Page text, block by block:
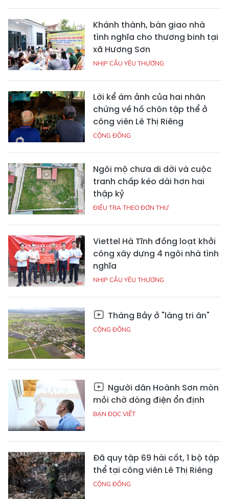
Khánh thành, bàn giao nhà
tình nghĩa cho thương binh tại
xã Hương Sơn
NHỊP CẦU YÊU THƯƠNG
Lời kể ám ảnh của hai nhân
chứng về hố chôn tập thể ở
công viên Lê Thị Riêng
CỘNG ĐỒNG
Ngôi mộ chưa di dời và cuộc
tranh chấp kéo dài hơn hai
thập kỷ
ĐIỀU TRA THEO ĐƠN THƯ
Viettel Hà Tĩnh đồng loạt khởi
công xây dựng 4 ngôi nhà tình
nghĩa
NHỊP CẦU YÊU THƯƠNG
Tháng Bảy ở "làng tri ân"
CỘNG ĐỒNG
Người dân Hoành Sơn mòn
mỏi chờ dòng điện ổn định
BẠN ĐỌC VIẾT
Đã quy tập 69 hài cốt, 1 bộ tập
thể tại công viên Lê Thị Riêng
CỘNG ĐỒNG